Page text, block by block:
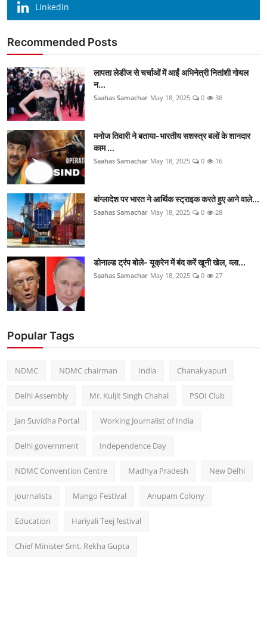
Linkedin
Recommended Posts
लापता लेडीज से चर्चाओं में आईं अभिनेत्री नितांशी गोयल
न...
Saahas Samachar May 18, 2025 0 38
मनोज तिवारी ने बताया-भारतीय सशस्त्र बलों के शानदार
काम ...
Saahas Samachar May 18, 2025 0 16
बांग्लादेश पर भारत ने आर्थिक स्ट्राइक करते हुए आने वाले...
Saahas Samachar May 18, 2025 0 28
डोनाल्ड ट्रंप बोले- यूक्रेन में बंद करें खूनी खेल, व्ला...
Saahas Samachar May 18, 2025 0 27
Popular Tags
NDMC NDMC chairman India Chanakyapuri
Delhi Assembly Mr. Kuljit Singh Chahal PSOI Club
Jan Suvidha Portal Working Journalist of India
Delhi government Independence Day
NDMC Convention Centre Madhya Pradesh New Delhi
journalists Mango Festival Anupam Colony
Education Hariyali Teej festival
Chief Minister Smt. Rekha Gupta